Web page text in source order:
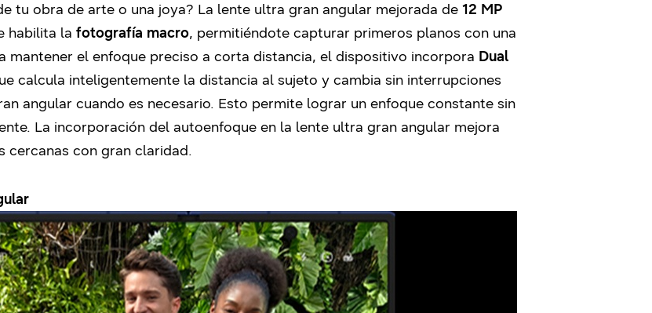
tu obra de arte o una joya? La lente ultra gran angular mejorada de 12 MP
habilita la fotografía macro, permitiéndote capturar primeros planos con una
mantener el enfoque preciso a corta distancia, el dispositivo incorpora Dual
calcula inteligentemente la distancia al sujeto y cambia sin interrupciones
angular cuando es necesario. Esto permite lograr un enfoque constante sin
La incorporación del autoenfoque en la lente ultra gran angular mejora
cercanas con gran claridad.